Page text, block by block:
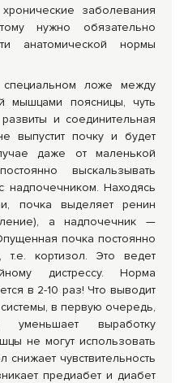
заболевания
нужно обязательно
анатомической нормы
ложе между
мышцами поясницы, чуть
и соединительная
выпустит почку и будет
даже от маленькой
выскальзывать
надпочечником. Находясь
почка выделяет ренин
а надпочечник —
почка постоянно
т.е. кортизол. Это ведет
дистрессу. Норма
в 2-10 раз! Что выводит
в первую очередь,
уменьшает выработку
не могут использовать
снижает чувствительность
предиабет и диабет